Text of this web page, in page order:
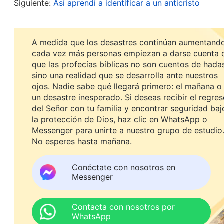
entonces en poco tiempo se revelará tu
puede que seas eliminado. En algunos
y disciplina. Sin embargo, si eres incapaz de
gente y lo único que haces es estallar de
corrupto, y has mostrado la fea cara de tu
de Dios serán incapaces de recibir de ti la
sentirán repulsión y asco hacia ti y te
para comunicar la verdad para resolver los
reflexionar y hacen alarde de su poder para
obedecerlos; estos son los métodos
demuestran que aquellos cuyo carácter no se
como líderes y obreros, y mucho menos están
Siguiente: Así aprendí a identificar a un anticristo
A medida que los desastres continúan
cada vez más personas empiezan a darse cuenta
que las profecías bíblicas no son cuentos de
sino una realidad que se desarrolla ante nuestros
ojos. Nadie sabe qué llegará primero: el mañana o
un desastre inesperado. Si deseas recibir el
del Señor con tu familia y encontrar seguridad
la protección de Dios, haz clic en WhatsApp o
Messenger para unirte a nuestro grupo de estudio.
No esperes hasta mañana.
Conéctate con nosotros en
Messenger
Contacta con nosotros por
WhatsApp